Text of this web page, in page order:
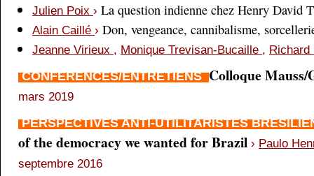
Julien Poix › La question indienne chez Henry David
Alain Caillé › Don, vengeance, cannibalisme,
Jeanne Virieux , Monique Trevisan-Bucaille ,
CONFÉRENCES/ENTRETIENS Colloque
mars 2019
PERSPECTIVES ANTI-UTILITARISTES
of the democracy we wanted for Brazil › Paulo
septembre 2016